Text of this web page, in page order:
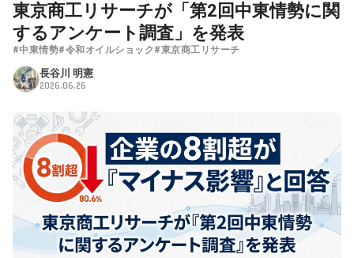
東京商工リサーチが「第2回中東情勢に関
するアンケート調査」を発表
#中東情勢#令和オイルショック#東京商工リサーチ
長谷川 明憲
2026.06.26